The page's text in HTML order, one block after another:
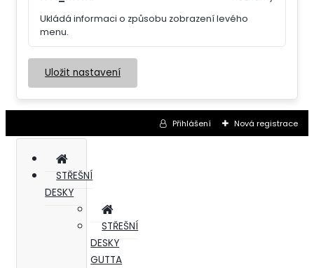
Ukládá informaci o způsobu zobrazení levého
menu.
Uložit nastavení
Přihlášení Nová registrace
STŘEŠNÍ
DESKY
STŘEŠNÍ
DESKY
GUTTA